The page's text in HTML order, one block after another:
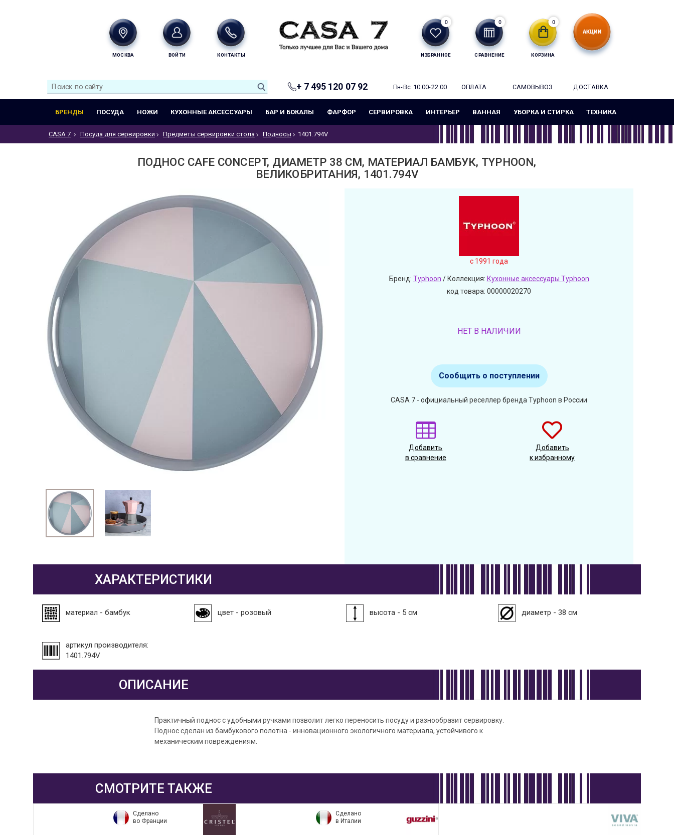
МОСКВА ВОЙТИ КОНТАКТЫ ИЗБРАННОЕ
0
СРАВНЕНИЕ
0
КОРЗИНА
0
+ 7 495 120 07 92 Пн-Вс: 10:00-22:00 ОПЛАТА САМОВЫВОЗ ДОСТАВКА
БРЕНДЫ ПОСУДА НОЖИ КУХОННЫЕ АКСЕССУАРЫ БАР И БОКАЛЫ ФАРФОР СЕРВИРОВКА ИНТЕРЬЕР ВАННАЯ УБОРКА И СТИРКА ТЕХНИКА
CASA 7 Посуда для сервировки Предметы сервировки стола Подносы 1401.794V
ПОДНОС CAFE CONCEPT, ДИАМЕТР 38 СМ, МАТЕРИАЛ БАМБУК, TYPHOON,
ВЕЛИКОБРИТАНИЯ, 1401.794V
c 1991 года
Бренд: Typhoon / Коллекция: Кухонные аксессуары Typhoon
код товара: 00000020270
НЕТ В НАЛИЧИИ
Сообщить о поступлении
CASA 7 - официальный реселлер бренда Typhoon в России
Добавить
в сравнение
Добавить
к избранному
ХАРАКТЕРИСТИКИ
материал - бамбук цвет - розовый высота - 5 см диаметр - 38 см
артикул производителя:
1401.794V
ОПИСАНИЕ
Практичный поднос с удобными ручками позволит легко переносить посуду и разнообразит сервировку.
Поднос сделан из бамбукового полотна - инновационного экологичного материала, устойчивого к
механическим повреждениям.
СМОТРИТЕ ТАКЖЕ
Сделано
во Франции
Сделано
в Италии